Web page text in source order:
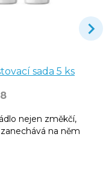
sada 5 ks
nejen změkčí,
na něm